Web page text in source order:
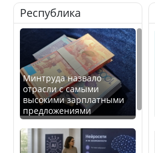
Республика
Минтруда назвало
отрасли с самыми
высокими зарплатными
предложениями